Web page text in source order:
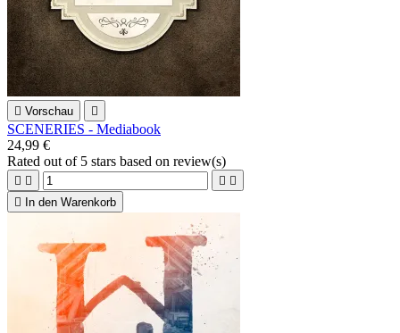
 Vorschau 
SCENERIES - Mediabook
24,99 €
Rated out of 5 stars based on review(s)
   

In den Warenkorb